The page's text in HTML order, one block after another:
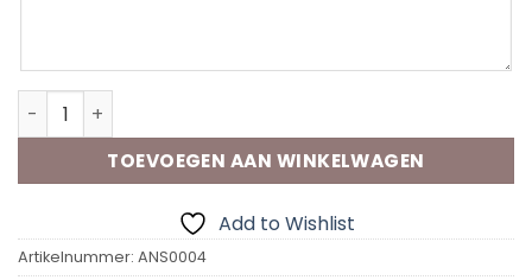
Wenskaart | Smiley Sip aantal
TOEVOEGEN AAN WINKELWAGEN
Add to Wishlist
Artikelnummer: ANS0004